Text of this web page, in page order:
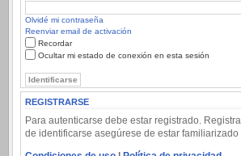
Olvidé mi contraseña
Reenviar email de activación
Recordar
Ocultar mi estado de conexión en esta sesión
REGISTRARSE
Para autenticarse debe estar registrado.
de identificarse asegúrese de estar